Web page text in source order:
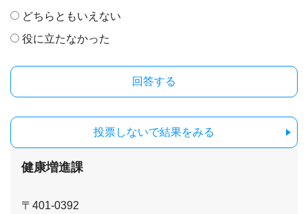
どちらともいえない
役に立たなかった
投票しないで結果をみる
健康増進課
〒401-0392